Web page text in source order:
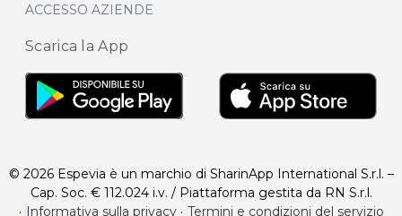
ACCESSO AZIENDE
Scarica la App
© 2026 Espevia è un marchio di SharinApp International S.r.l. –
Cap. Soc. € 112.024 i.v. / Piattaforma gestita da RN S.r.l.
· Informativa sulla privacy· Termini e condizioni del servizio